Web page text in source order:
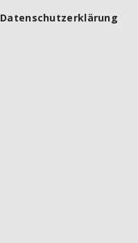
Datenschutzerklärung